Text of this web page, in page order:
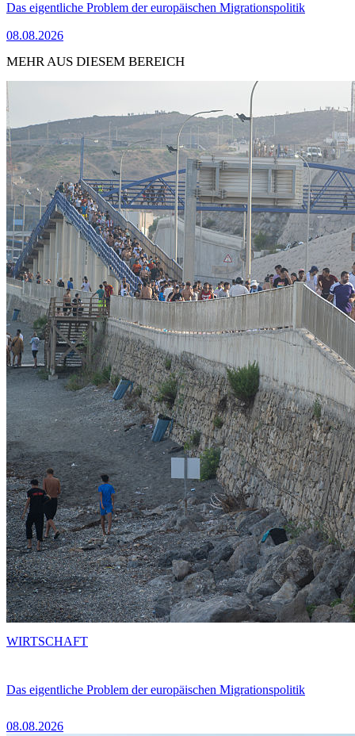
Das eigentliche Problem der europäischen Migrationspolitik
08.08.2026
MEHR AUS DIESEM BEREICH
Das eigentliche Problem der europäischen Migrationspolitik
08.08.2026
WIRTSCHAFT